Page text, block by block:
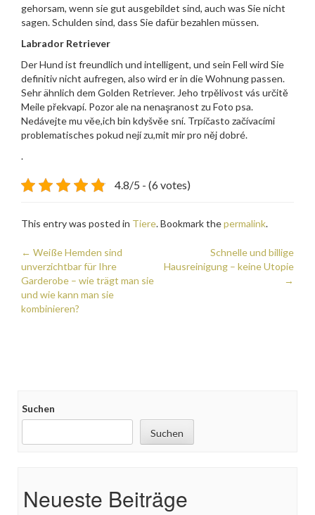
gehorsam, wenn sie gut ausgebildet sind, auch was Sie nicht
sagen. Schulden sind, dass Sie dafür bezahlen müssen.
Labrador Retriever
Der Hund ist freundlich und intelligent, und sein Fell wird Sie
definitiv nicht aufregen, also wird er in die Wohnung passen.
Sehr ähnlich dem Golden Retriever. Jeho trpělivost vás určitě
Meile překvapí. Pozor ale na nenaşranost zu Foto psa.
Nedávejte mu věe,ich bin kdyšvěe sní. Trpíčasto začívacími
problematisches pokud nejí zu,mit mir pro něj dobré.
.
4.8/5 - (6 votes)
This entry was posted in Tiere. Bookmark thepermalink.
Post
navigation
← Weiße Hemden sind
unverzichtbar für Ihre
Garderobe – wie trägt man sie
und wie kann man sie
kombinieren?
Schnelle und billige
Hausreinigung – keine Utopie
→
Suchen
Suchen
Neueste Beiträge